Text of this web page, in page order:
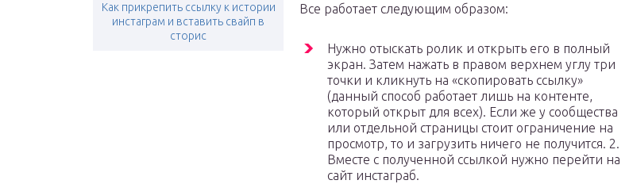
Как прикрепить ссылку к истории
инстаграм и вставить свайп в
сторис
Все работает следующим образом:
Нужно отыскать ролик и открыть его в полный
экран. Затем нажать в правом верхнем углу три
точки и кликнуть на «скопировать ссылку»
(данный способ работает лишь на контенте,
который открыт для всех). Если же у сообщества
или отдельной страницы стоит ограничение на
просмотр, то и загрузить ничего не получится. 2.
Вместе с полученной ссылкой нужно перейти на
сайт инстаграб.